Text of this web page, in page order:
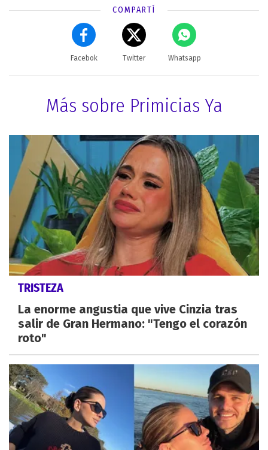
COMPARTÍ
Facebok Twitter Whatsapp
Más sobre Primicias Ya
TRISTEZA
La enorme angustia que vive Cinzia tras
salir de Gran Hermano: "Tengo el corazón
roto"